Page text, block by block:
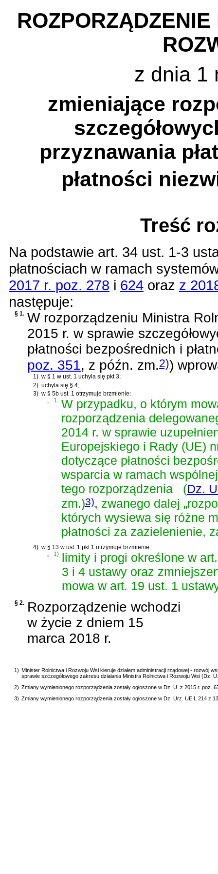
z dnia 1
zmieniające
przyznawania
płatności
Treść
Na podstawie art. 34 ust. 1-3
płatnościach w ramach
2017 r. poz. 278 i 624 oraz z
następuje:
§ 1. W rozporządzeniu Ministra
2015 r. w sprawie
płatności bezpośrednich i
poz. 351, z późn. zm.2))
1) w § 1 w ust. 1 uchyla się pkt 3;
2) uchyla się § 4;
3) w § 5b ust. 1 otrzymuje brzmienie:
„
1. W przypadku, o którym
rozporządzenia
2014 r. w sprawie
Europejskiego i Rady (UE)
dotyczące płatności
wsparcia w ramach
tego rozporządzenia
(Dz.
zm.)3), zwanego dalej
których wysiewa się różne
płatności za zazielenienie,
4) w § 13 w ust. 1 pkt 1 otrzymuje brzmienie:
1) limity i progi określone w
3 i 4 ustawy oraz
mowa w art. 19 ust. 1
§ 2. Rozporządzenie wchodzi
w życie z dniem 15
marca 2018 r.
1) Minister Rolnictwa i Rozwoju Wsi kieruje działem administracji rządowej - rozwój
sprawie szczegółowego zakresu działania Ministra Rolnictwa i Rozwoju Wsi (Dz.
2) Zmiany wymienionego rozporządzenia zostały ogłoszone w Dz. U. z 2015 r. poz.
3) Zmiany wymienionego rozporządzenia zostały ogłoszone w Dz. Urz. UE L 214 z